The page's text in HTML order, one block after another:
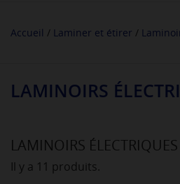
Accueil Laminer et étirer
LAMINOIRS
LAMINOIRS ÉLECTRIQUES
Il y a 11 produits.